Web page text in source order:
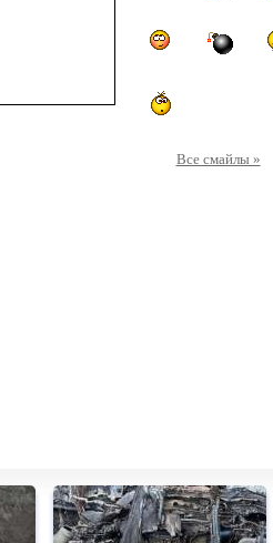
Все смайлы »